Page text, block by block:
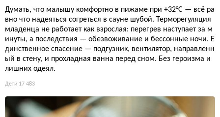
Думать, что малышу комфортно в пижаме при +32°C — всё ра
вно что надеяться согреться в сауне шубой. Терморегуляция
младенца не работает как взрослая: перегрев наступает за м
инуты, а последствия — обезвоживание и бессонные ночи. Е
динственное спасение — подгузник, вентилятор, направленн
ый в стену, и прохладная ванна перед сном. Без героизма и
лишних одеял.
Дети 17 483